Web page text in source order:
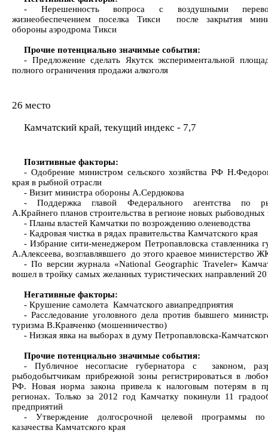
- Нерешенность вопроса с воздушными
жизнеобеспечением поселка Тикси после закрытия
обороны аэродрома Тикси
Прочие потенциально значимые события:
- Предложение сделать Якутск экспериментальной
полного ограничения продажи алкоголя
26 место
Камчатский край, текущий индекс - 7,7
Позитивные факторы:
- Одобрение министром сельского хозяйства РФ
края в рыбной отрасли
- Визит министра обороны А.Сердюкова
- Поддержка главой Федерального агентства по
А.Крайнего планов строительства в регионе новых рыбоводных
- Планы властей Камчатки по возрождению оленеводства
- Кадровая чистка в рядах правительства Камчатского края
- Избрание сити-менеджером Петропавловска ставленника
А.Алексеева, возглавлявшего до этого краевое министерство
- По версии журнала «National Geographic Traveler»
вошел в тройку самых желанных туристических направлений
Негативные факторы:
- Крушение самолета Камчатского авиапредприятия
- Расследование уголовного дела против бывшего
туризма В.Кравченко (мошенничество)
- Низкая явка на выборах в думу Петропавловска-
Прочие потенциально значимые события:
- Публичное несогласие губернатора с законом,
рыбодобытчикам прибрежной зоны регистрироваться в
РФ. Новая норма закона привела к налоговым потерям в
регионах. Только за 2012 год Камчатку покинули 11
предприятий
- Утверждение долгосрочной целевой программы по
казачества Камчатского края